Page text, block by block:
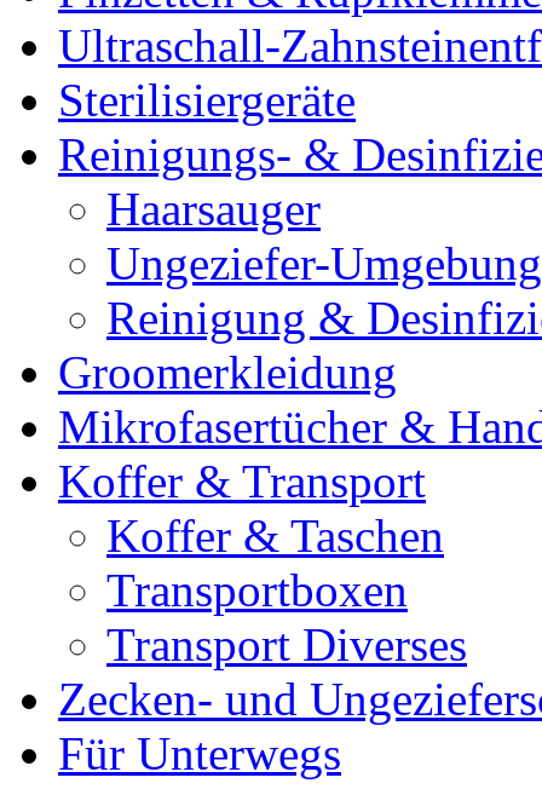
Ultraschall-
Sterilisiergeräte
Reinigungs- &
Haarsauger
Ungeziefer-
Reinigung &
Groomerkleidung
Mikrofasertücher &
Koffer & Transport
Koffer & Taschen
Transportboxen
Transport Diverses
Zecken- und
Für Unterwegs